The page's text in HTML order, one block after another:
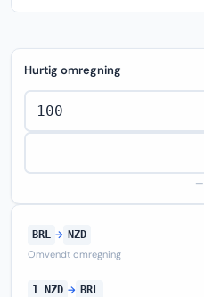
Hurtig omregning
—
BRL → NZD
Omvendt omregning
1 NZD → BRL